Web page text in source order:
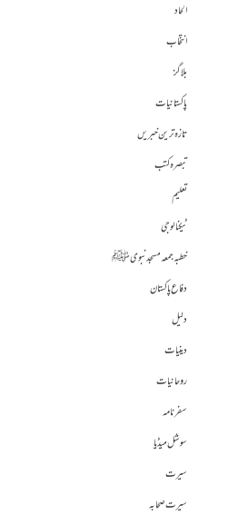
الحاد
انتخاب
بلاگز
پاکستانیات
تازہ ترین خبریں
تبصرہ کتب
تعلیم
ٹیکنالوجی
خطبہ جمعہ مسجد نبوی ﷺ
دفاع پاکستان
دلیل
دینیات
روحانیات
سفرنامہ
سوشل میڈیا
سیرت
سیرت صحابہ